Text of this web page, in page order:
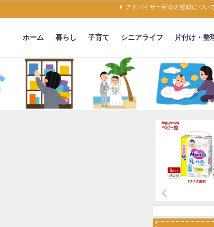
アドバイザー紹介の登録につい
ホーム 暮らし 子育て シニアライフ 片付け・整